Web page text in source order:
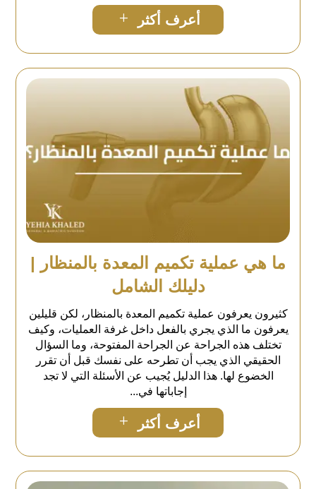
أعرف أكثر L
ما هي عملية تكميم المعدة بالمنظار |
دليلك الشامل
كثيرون يعرفون عملية تكميم المعدة بالمنظار، لكن قليلين
يعرفون ما الذي يجري بالفعل داخل غرفة العمليات، وكيف
تختلف هذه الجراحة عن الجراحة المفتوحة، وما السؤال
الحقيقي الذي يجب أن تطرحه على نفسك قبل أن تقرر
الخضوع لها. هذا الدليل يُجيب عن الأسئلة التي لا تجد
إجاباتها في...
أعرف أكثر L